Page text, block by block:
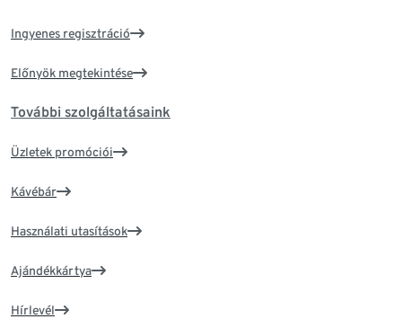
Ingyenes regisztráció
Előnyök megtekintése
További szolgáltatásaink
Üzletek promóciói
Kávébár
Használati utasítások
Ajándékkártya
Hírlevél